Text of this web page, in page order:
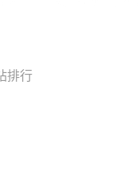
排行